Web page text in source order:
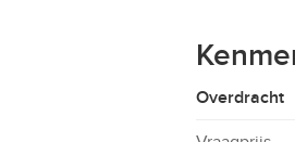
Overdracht